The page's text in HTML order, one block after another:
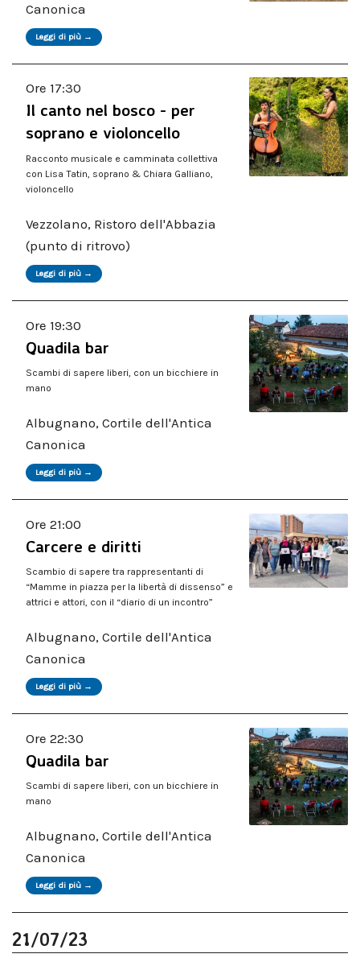
Canonica
Leggi di più →
Ore 17:30
Il canto nel bosco - per
soprano e violoncello
Racconto musicale e camminata collettiva
con Lisa Tatin, soprano & Chiara Galliano,
violoncello
Vezzolano, Ristoro dell'Abbazia
(punto di ritrovo)
Leggi di più →
Ore 19:30
Quadila bar
Scambi di sapere liberi, con un bicchiere in
mano
Albugnano, Cortile dell'Antica
Canonica
Leggi di più →
Ore 21:00
Carcere e diritti
Scambio di sapere tra rappresentanti di
“Mamme in piazza per la libertà di dissenso” e
attrici e attori, con il “diario di un incontro”
Albugnano, Cortile dell'Antica
Canonica
Leggi di più →
Ore 22:30
Quadila bar
Scambi di sapere liberi, con un bicchiere in
mano
Albugnano, Cortile dell'Antica
Canonica
Leggi di più →
21/07/23